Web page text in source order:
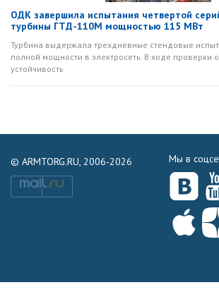
ОДК завершила испытания четвертой
турбины ГТД-110М мощностью 115 МВт
Турбина выдержала трехдневные стендовые
полной мощности в электросеть. В ходе проверки
устойчивость
© ARMTORG.RU, 2006-2026 Мы в